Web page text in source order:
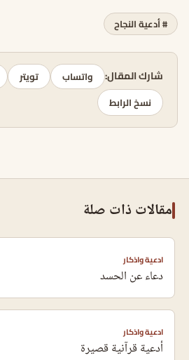
# أدعية النجاح
شارك المقال: واتساب تويتر
نسخ الرابط
مقالات ذات صلة
ادعية واذكار
دعاء عن الحسد
ادعية واذكار
أدعية قرآنية قصيرة